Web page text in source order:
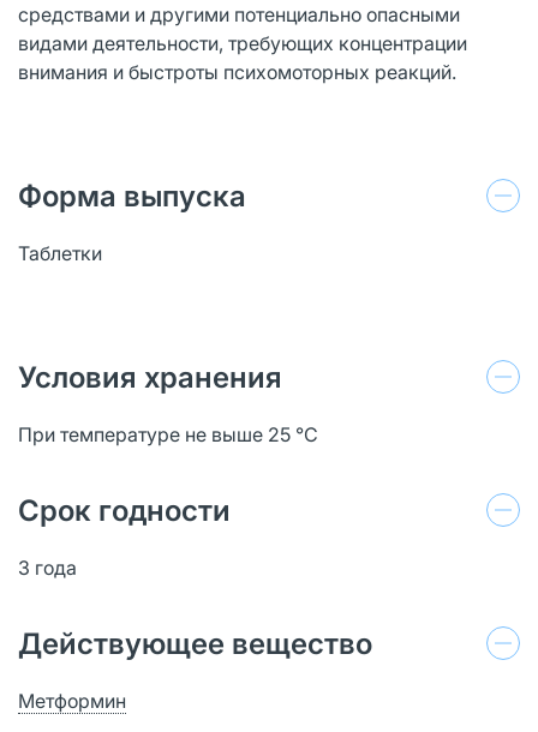
средствами и другими потенциально опасными
видами деятельности, требующих концентрации
внимания и быстроты психомоторных реакций.
Форма выпуска
Таблетки
Условия хранения
При температуре не выше 25 °C
Срок годности
3 года
Действующее вещество
Метформин